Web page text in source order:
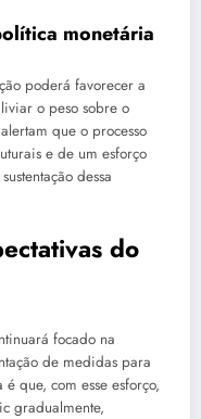
monetária
poderá favorecer a
o peso sobre o
que o processo
e de um esforço
dessa
do
focado na
de medidas para
que, com esse esforço,
gradualmente,